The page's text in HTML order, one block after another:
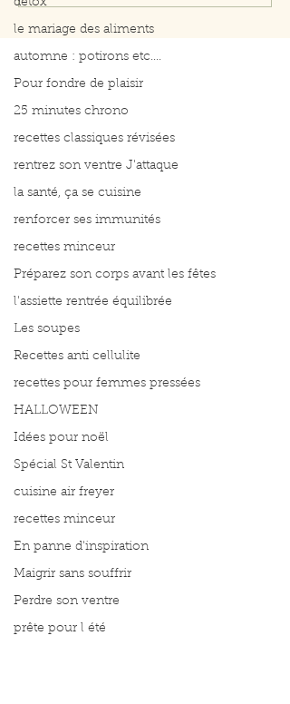
detox
le mariage des aliments
automne : potirons etc....
Pour fondre de plaisir
25 minutes chrono
recettes classiques révisées
rentrez son ventre J'attaque
la santé, ça se cuisine
renforcer ses immunités
recettes minceur
Préparez son corps avant les fêtes
l'assiette rentrée équilibrée
Les soupes
Recettes anti cellulite
recettes pour femmes pressées
HALLOWEEN
Idées pour noël
Spécial St Valentin
cuisine air freyer
recettes minceur
En panne d'inspiration
Maigrir sans souffrir
Perdre son ventre
prête pour l été
pomme et crevettes